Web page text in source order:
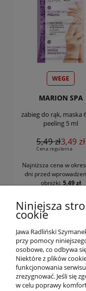
WEGE
MARION SPA
zabieg do rąk, maska
peeling 5 ml
5,49 zł
Cena regularna
3,49 zł
Najniższa cena w
dni przed
obniżki:5,49 zł
DO
Niniejsza
cookie
Jawa Radliński
przy pomocy
osobowe, co odbywa
Niektóre z plików
funkcjonowania
zrezygnować. Jeśli się
w celu poprawy